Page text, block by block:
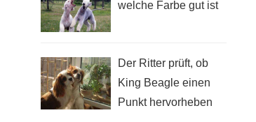
welche Farbe gut ist
Der Ritter prüft, ob
King Beagle einen
Punkt hervorheben